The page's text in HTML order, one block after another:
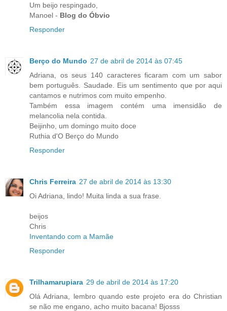
Um beijo respingado,
Manoel - Blog do Óbvio
Responder
Berço do Mundo 27 de abril de 2014 às 07:45
Adriana, os seus 140 caracteres ficaram com um sabor
bem português. Saudade. Eis um sentimento que por aqui
cantamos e nutrimos com muito empenho.
Também essa imagem contém uma imensidão de
melancolia nela contida.
Beijinho, um domingo muito doce
Ruthia d'O Berço do Mundo
Responder
Chris Ferreira 27 de abril de 2014 às 13:30
Oi Adriana, lindo! Muita linda a sua frase.
beijos
Chris
Inventando com a Mamãe
Responder
Trilhamarupiara 29 de abril de 2014 às 17:20
Olá Adriana, lembro quando este projeto era do Christian
se não me engano, acho muito bacana! Bjosss